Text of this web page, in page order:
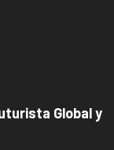
Global y